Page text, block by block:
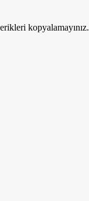
kopyalamayınız.